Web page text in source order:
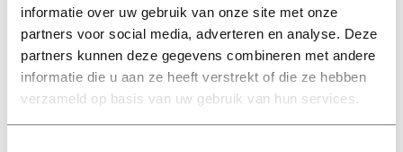
informatie over uw gebruik van onze site met onze
partners voor social media, adverteren en analyse. Deze
partners kunnen deze gegevens combineren met andere
informatie die u aan ze heeft verstrekt of die ze hebben
verzameld op basis van uw gebruik van hun services.
International
That moment when you ask
sociology students to create a
meme
08 december 2017